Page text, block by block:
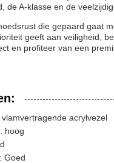
de A-klasse en de
die gepaard gaat
geeft aan veiligheid,
en profiteer van een
acrylvezel
hoog
Goed